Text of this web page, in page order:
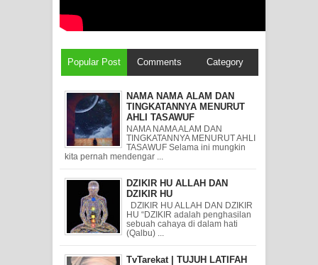
Popular Post Comments Category
NAMA NAMA ALAM DAN
TINGKATANNYA MENURUT
AHLI TASAWUF
NAMA NAMA ALAM DAN
TINGKATANNYA MENURUT AHLI
TASAWUF Selama ini mungkin
kita pernah mendengar ...
DZIKIR HU ALLAH DAN
DZIKIR HU
DZIKIR HU ALLAH DAN DZIKIR
HU “DZIKIR adalah penghasilan
sebuah cahaya di dalam hati
(Qalbu) ...
TvTarekat | TUJUH LATIFAH